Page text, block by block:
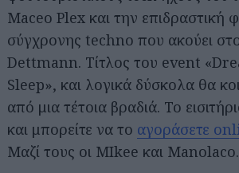
Maceo Plex και την επιδραστική
σύγχρονης techno που ακούει
Dettmann. Τίτλος του event
Sleep», και λογικά δύσκολα θα
από μια τέτοια βραδιά. Το
και μπορείτε να το αγοράσετε
Μαζί τους οι MIkee και Manolaco.